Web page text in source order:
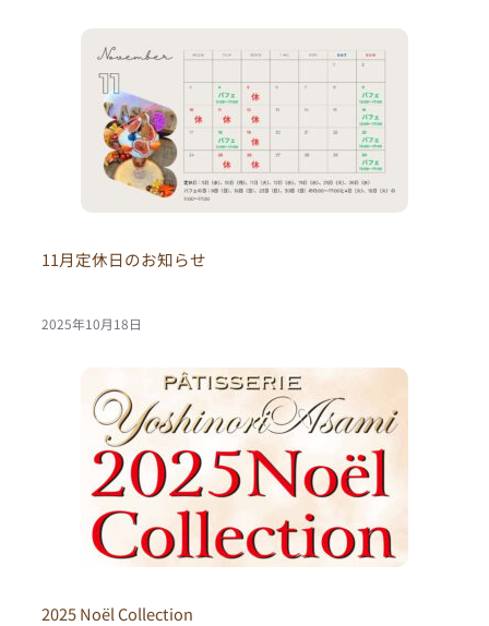
11月定休日のお知らせ
2025 Noël Collection
2025年10月18日